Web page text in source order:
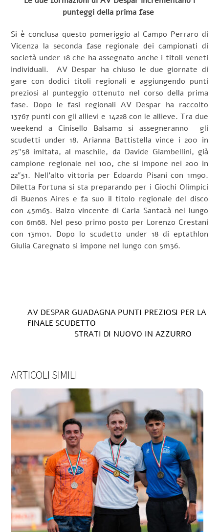
punteggi della prima fase
Si è conclusa questo pomeriggio al Campo Perraro di
Vicenza la seconda fase regionale dei campionati di
società under 18 che ha assegnato anche i titoli veneti
individuali. AV Despar ha chiuso le due giornate di
gare con dodici titoli regionali e aggiungendo punti
preziosi al punteggio ottenuto nel corso della prima
fase. Dopo le fasi regionali AV Despar ha raccolto
13767 punti con gli allievi e 14228 con le allieve. Tra due
weekend a Cinisello Balsamo si assegneranno gli
scudetti under 18. Arianna Battistella vince i 200 in
25″58 imitata, al maschile, da Davide Giambellini, già
campione regionale nei 100, che si impone nei 200 in
22″51. Nell’alto vittoria per Edoardo Pisani con 1m90.
Diletta Fortuna si sta preparando per i Giochi Olimpici
di Buenos Aires e fa suo il titolo regionale del disco
con 45m63. Balzo vincente di Carla Santacà nel lungo
con 6m68. Nel peso primo posto per Lorenzo Crestani
con 13m01. Dopo lo scudetto under 18 di eptathlon
Giulia Caregnato si impone nel lungo con 5m36.
AV DESPAR GUADAGNA PUNTI PREZIOSI PER LA
FINALE SCUDETTO
STRATI DI NUOVO IN AZZURRO
ARTICOLI SIMILI